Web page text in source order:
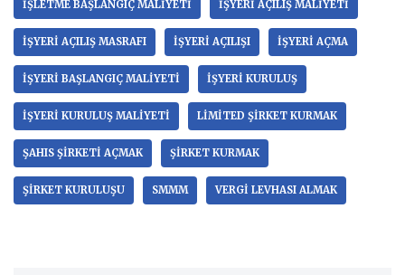
IŞLETME BAŞLANGIÇ MALIYETI IŞYERI AÇILIŞ MALIYETI
IŞYERI AÇILIŞ MASRAFI IŞYERI AÇILIŞI IŞYERI AÇMA
IŞYERI BAŞLANGIÇ MALIYETI IŞYERI KURULUŞ
IŞYERI KURULUŞ MALIYETI LIMITED ŞIRKET KURMAK
ŞAHIS ŞIRKETI AÇMAK ŞIRKET KURMAK
ŞIRKET KURULUŞU SMMM VERGI LEVHASI ALMAK